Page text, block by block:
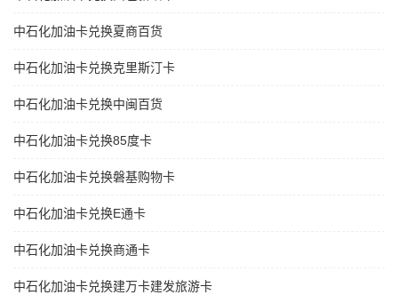
中石化加油卡兑换夏商百货
中石化加油卡兑换克里斯汀卡
中石化加油卡兑换中闽百货
中石化加油卡兑换85度卡
中石化加油卡兑换磐基购物卡
中石化加油卡兑换E通卡
中石化加油卡兑换商通卡
中石化加油卡兑换建万卡建发旅游卡